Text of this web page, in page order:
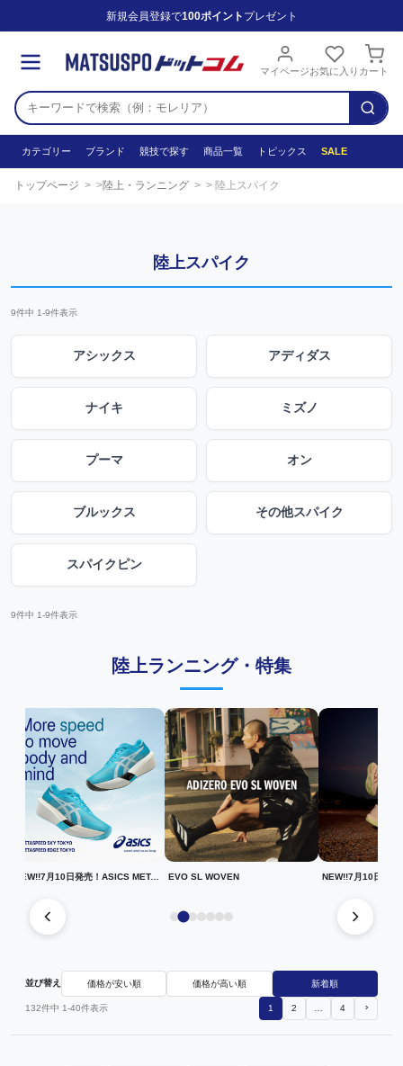
新規会員登録で100ポイント プレゼント
マイページお気に入り カート
カテゴリー ブランド 競技で探す 商品一覧 トピックス SALE
トップページ 陸上・ランニング 陸上スパイク
陸上スパイク
9件中 1-9件表示
アシックス アディダス
ナイキ ミズノ
プーマ オン
ブルックス その他スパイク
スパイクピン
9件中 1-9件表示
陸上ランニング・特集
NEW!!7月10日発売！ASICS METASPEED EVO SL WOVEN
並び替え 価格が安い順 価格が高い順 新着順
132件中 1-40件表示 1 2 4